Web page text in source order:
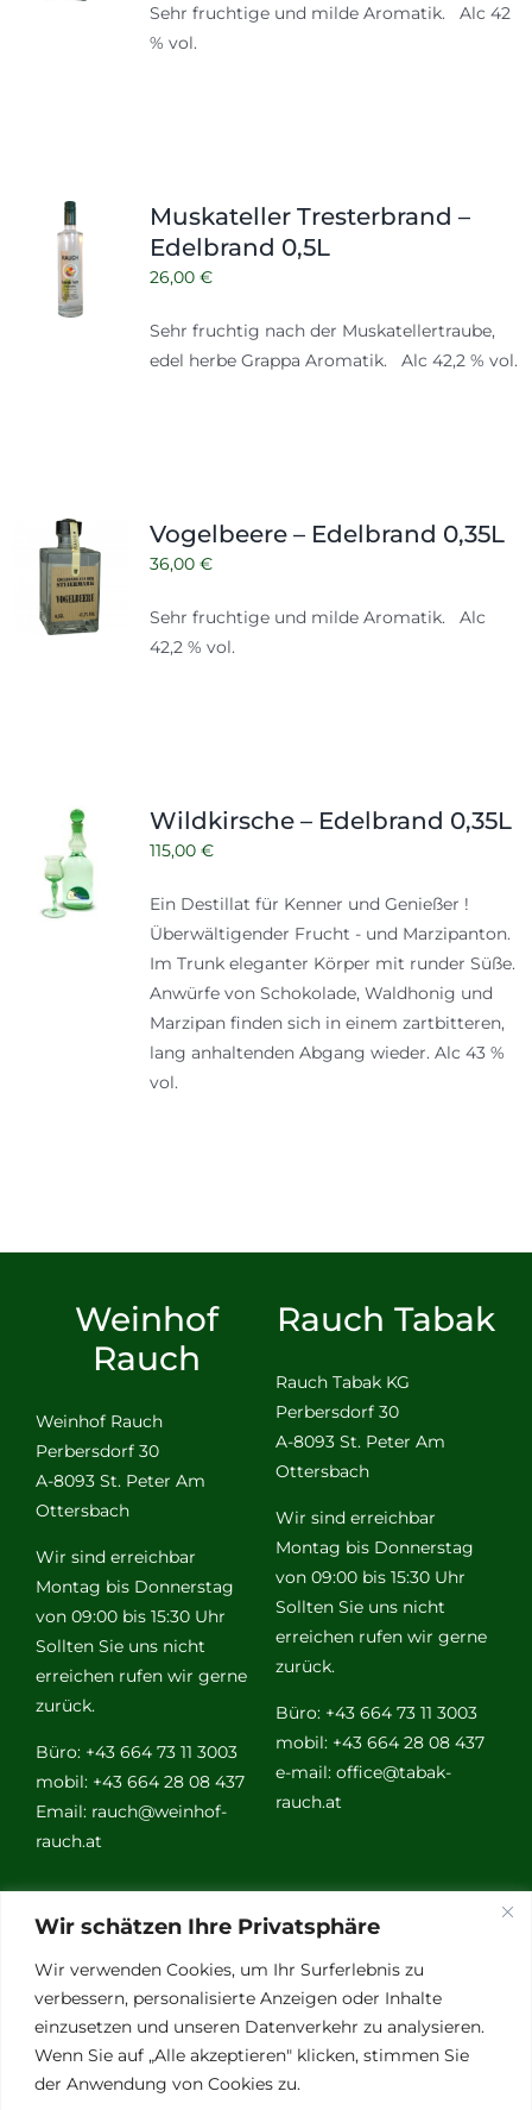
Wir schätzen Ihre Privatsphäre
Wir verwenden Cookies, um Ihr Surferlebnis zu
verbessern, personalisierte Anzeigen oder Inhalte
einzusetzen und unseren Datenverkehr zu analysieren.
Wenn Sie auf „Alle akzeptieren" klicken, stimmen Sie
der Anwendung von Cookies zu.
Sehr fruchtige und milde Aromatik. Alc 42
% vol.
Muskateller Tresterbrand –
Edelbrand 0,5L
26,00 €
Sehr fruchtig nach der Muskatellertraube,
edel herbe Grappa Aromatik. Alc 42,2 % vol.
Vogelbeere – Edelbrand 0,35L
36,00 €
Sehr fruchtige und milde Aromatik. Alc
42,2 % vol.
Wildkirsche – Edelbrand 0,35L
115,00 €
Ein Destillat für Kenner und Genießer !
Überwältigender Frucht - und Marzipanton.
Im Trunk eleganter Körper mit runder Süße.
Anwürfe von Schokolade, Waldhonig und
Marzipan finden sich in einem zartbitteren,
lang anhaltenden Abgang wieder. Alc 43 %
vol.
Weinhof
Rauch
Weinhof Rauch
Perbersdorf 30
A-8093 St. Peter Am
Ottersbach
Wir sind erreichbar
Montag bis Donnerstag
von 09:00 bis 15:30 Uhr
Sollten Sie uns nicht
erreichen rufen wir gerne
zurück.
Büro: +43 664 73 11 3003
mobil: +43 664 28 08 437
Email: rauch@weinhof-
rauch.at
Rauch Tabak
Rauch Tabak KG
Perbersdorf 30
A-8093 St. Peter Am
Ottersbach
Wir sind erreichbar
Montag bis Donnerstag
von 09:00 bis 15:30 Uhr
Sollten Sie uns nicht
erreichen rufen wir gerne
zurück.
Büro: +43 664 73 11 3003
mobil: +43 664 28 08 437
e-mail: office@tabak-
rauch.at
Weitere
Links
Vino Vitalis
Ottersbachtal
Partnerbetriebe